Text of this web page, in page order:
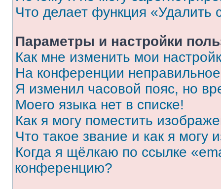
Что делает функция «Удалить
Параметры и настройки
Как мне изменить мои
На конференции
Я изменил часовой пояс, но
Моего языка нет в списке!
Как я могу поместить
Что такое звание и как я могу
Когда я щёлкаю по ссылке
конференцию?